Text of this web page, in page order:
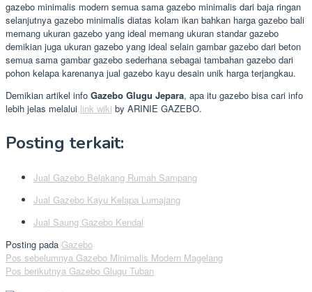
gazebo minimalis modern semua sama gazebo minimalis dari baja ringan
selanjutnya gazebo minimalis diatas kolam ikan bahkan harga gazebo bali
memang ukuran gazebo yang ideal memang ukuran standar gazebo
demikian juga ukuran gazebo yang ideal selain gambar gazebo dari beton
semua sama gambar gazebo sederhana sebagai tambahan gazebo dari
pohon kelapa karenanya jual gazebo kayu desain unik harga terjangkau.
Demikian artikel info Gazebo Glugu Jepara, apa itu gazebo bisa cari info
lebih jelas melalui link wiki by ARINIE GAZEBO.
Posting terkait:
Jual Gazebo Belakang Rumah Sampang
Jual Gazebo Kayu Kelapa Lumajang
Jual Saung Gazebo Kendal
Posting pada Gazebo
Navigasi
pos
Pos sebelumnya Gazebo Minimalis Modern Magelang
Pos berikutnya Gazebo Glugu Tuban